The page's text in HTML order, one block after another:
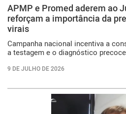
APMP e Promed aderem ao
reforçam a importância da
virais
Campanha nacional incentiva a
a testagem e o diagnóstico precoce
9 DE JULHO DE 2026